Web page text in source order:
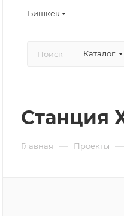
Бишкек
Каталог
Станция
Главная — Проекты —